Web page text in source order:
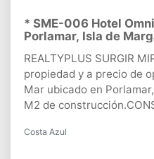
* SME-006 Hotel
Porlamar, Isla de
REALTYPLUS SURGIR
propiedad y a precio de
Mar ubicado en
M2 de
Piscina para niños*.
Costa Azul